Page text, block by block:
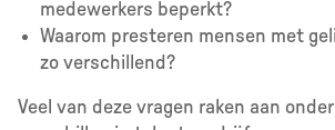
medewerkers beperkt?
Waarom presteren mensen met
zo verschillend?
Veel van deze vragen raken aan